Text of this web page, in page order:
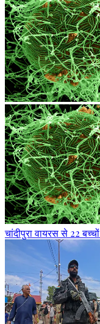
चांदीपुरा वायरस से 22